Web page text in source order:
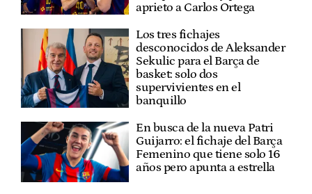
aprieto a Carlos Ortega
Los tres fichajes
desconocidos de Aleksander
Sekulic para el Barça de
basket: solo dos
supervivientes en el
banquillo
En busca de la nueva Patri
Guijarro: el fichaje del Barça
Femenino que tiene solo 16
años pero apunta a estrella